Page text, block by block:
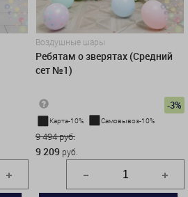
Воздушные шары
Ребятам о зверятах (Средний
сет №1)
-3%
Карта-10% Самовывоз-10%
9 494 руб.
9 209 руб.